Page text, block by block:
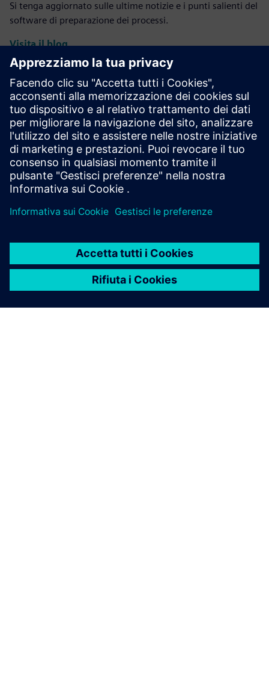
Si tenga aggiornato sulle ultime notizie e i punti salienti del
software di preparazione dei processi.
Visita il blog
Comunità di preparazione dei
processi
Partecipa alla conversazione e ottenga risposte a tutte le
sue domande sul software Process Preparation.
Visita la community